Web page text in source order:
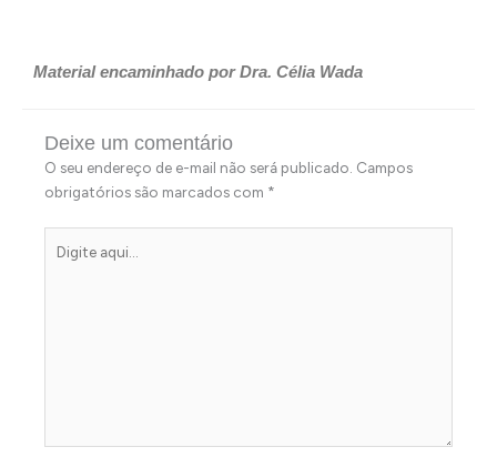
Material encaminhado por Dra. Célia Wada
Deixe um comentário
O seu endereço de e-mail não será publicado. Campos
obrigatórios são marcados com *
aqui...